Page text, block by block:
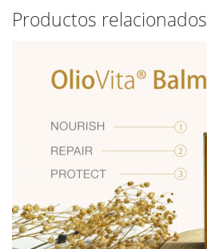
Productos relacionados